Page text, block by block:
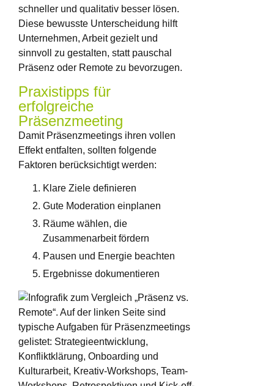
schneller und qualitativ besser lösen.
Diese bewusste Unterscheidung hilft
Unternehmen, Arbeit gezielt und
sinnvoll zu gestalten, statt pauschal
Präsenz oder Remote zu bevorzugen.
Praxistipps für
erfolgreiche
Präsenzmeeting
Damit Präsenzmeetings ihren vollen
Effekt entfalten, sollten folgende
Faktoren berücksichtigt werden:
Klare Ziele definieren
Gute Moderation einplanen
Räume wählen, die
Zusammenarbeit fördern
Pausen und Energie beachten
Ergebnisse dokumentieren